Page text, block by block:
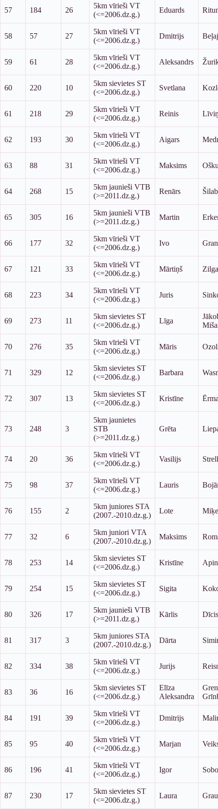
57 184 26
5km vīrieši VT
(<=2006.dz.g.)
Eduards
58 57 27
5km vīrieši VT
(<=2006.dz.g.)
Dmitrijs
59 61 28
5km vīrieši VT
(<=2006.dz.g.)
Aleksandrs
60 220 10
5km sievietes ST
(<=2006.dz.g.)
Svetlana
61 218 29
5km vīrieši VT
(<=2006.dz.g.)
Reinis
62 193 30
5km vīrieši VT
(<=2006.dz.g.)
Aigars
63 88 31
5km vīrieši VT
(<=2006.dz.g.)
Maksims
64 268 15
5km jaunieši VTB
(>=2011.dz.g.)
Renārs
65 305 16
5km jaunieši VTB
(>=2011.dz.g.)
Martin
66 177 32
5km vīrieši VT
(<=2006.dz.g.)
Ivo
67 121 33
5km vīrieši VT
(<=2006.dz.g.)
Mārtiņš
68 223 34
5km vīrieši VT
(<=2006.dz.g.)
Juris
69 273 11
5km sievietes ST
(<=2006.dz.g.)
Līga
70 276 35
5km vīrieši VT
(<=2006.dz.g.)
Māris
71 329 12
5km sievietes ST
(<=2006.dz.g.)
Barbara
72 307 13
5km sievietes ST
(<=2006.dz.g.)
Kristīne
73 248 3
5km jaunietes
STB
(>=2011.dz.g.)
Grēta
74 20 36
5km vīrieši VT
(<=2006.dz.g.)
Vasilijs
75 98 37
5km vīrieši VT
(<=2006.dz.g.)
Lauris
76 155 2
5km juniores STA
(2007.-2010.dz.g.)
Lote
77 32 6
5km juniori VTA
(2007.-2010.dz.g.)
Maksims
78 253 14
5km sievietes ST
(<=2006.dz.g.)
Kristīne
79 254 15
5km sievietes ST
(<=2006.dz.g.)
Sigita
80 326 17
5km jaunieši VTB
(>=2011.dz.g.)
Kārlis Dīcis
81 317 3
5km juniores STA
(2007.-2010.dz.g.)
Dārta
82 334 38
5km vīrieši VT
(<=2006.dz.g.)
Jurijs
83 36 16
5km sievietes ST
(<=2006.dz.g.)
Elīza
Aleksandra
84 191 39
5km vīrieši VT
(<=2006.dz.g.)
Dmitrijs
85 95 40
5km vīrieši VT
(<=2006.dz.g.)
Marjan
86 196 41
5km vīrieši VT
(<=2006.dz.g.)
Igor
87 230 17
5km sievietes ST
(<=2006.dz.g.)
Laura